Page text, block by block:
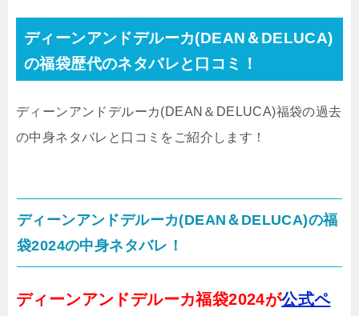
ディーンアンドデルーカ(DEAN＆DELUCA)
の福袋歴代のネタバレと口コミ！
ディーンアンドデルーカ(DEAN＆DELUCA)福袋の過去
の中身ネタバレと口コミをご紹介します！
ディーンアンドデルーカ(DEAN＆DELUCA)の福
袋2024の中身ネタバレ！
ディーンアンドデルーカ福袋2024が公式ペ